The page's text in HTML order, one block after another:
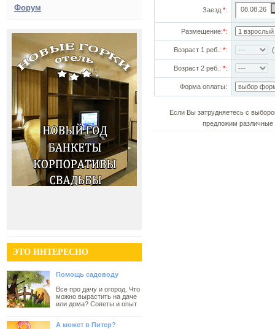
Форум
ЭТО ИНТЕРЕСНО
Помощь садоводу
Все про дачу и огород. Что
можно вырастить на даче
или дома? Советы и опыт.
А может в Питер?
Заезд *:
Размещение:*:
Возраст 1 реб.: *:
Возраст 2 реб.: *:
Форма оплаты:
Если Вы затрудняетесь с
предложим различные